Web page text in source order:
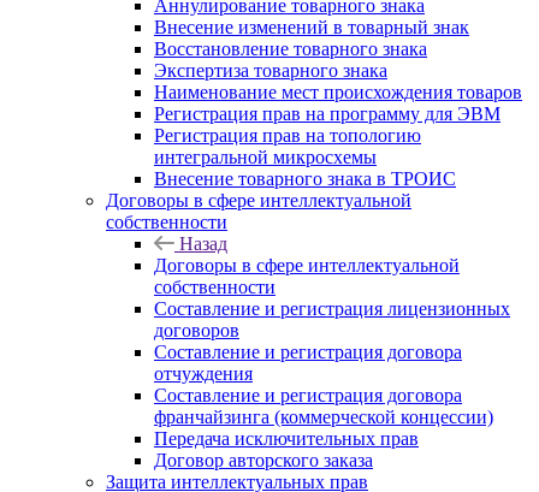
Аннулирование товарного знака
Внесение изменений в товарный знак
Восстановление товарного знака
Экспертиза товарного знака
Наименование мест происхождения товаров
Регистрация прав на программу для ЭВМ
Регистрация прав на топологию
интегральной микросхемы
Внесение товарного знака в ТРОИС
Договоры в сфере интеллектуальной
собственности
Назад
Договоры в сфере интеллектуальной
собственности
Составление и регистрация лицензионных
договоров
Составление и регистрация договора
отчуждения
Составление и регистрация договора
франчайзинга (коммерческой концессии)
Передача исключительных прав
Договор авторского заказа
Защита интеллектуальных прав